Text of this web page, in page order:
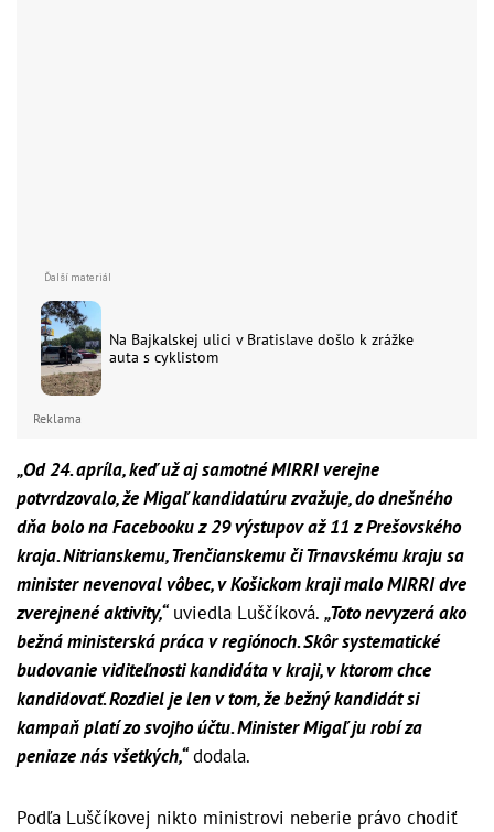
Na Bajkalskej ulici v Bratislave došlo k zrážke
auta s cyklistom
Reklama
„Od 24. apríla, keď už aj samotné MIRRI verejne
potvrdzovalo, že Migaľ kandidatúru zvažuje, do dnešného
dňa bolo na Facebooku z 29 výstupov až 11 z Prešovského
kraja. Nitrianskemu, Trenčianskemu či Trnavskému kraju sa
minister nevenoval vôbec, v Košickom kraji malo MIRRI dve
zverejnené aktivity,“uviedla Luščíková. „Toto nevyzerá ako
bežná ministerská práca v regiónoch. Skôr systematické
budovanie viditeľnosti kandidáta v kraji, v ktorom chce
kandidovať. Rozdiel je len v tom, že bežný kandidát si
kampaň platí zo svojho účtu. Minister Migaľ ju robí za
peniaze nás všetkých,“dodala.
Podľa Luščíkovej nikto ministrovi neberie právo chodiť